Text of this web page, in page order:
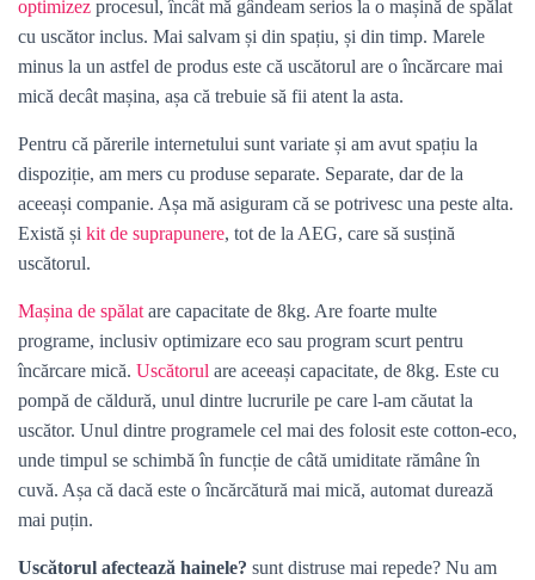
optimizez procesul, încât mă gândeam serios la o mașină de spălat
cu uscător inclus. Mai salvam și din spațiu, și din timp. Marele
minus la un astfel de produs este că uscătorul are o încărcare mai
mică decât mașina, așa că trebuie să fii atent la asta.
Pentru că părerile internetului sunt variate și am avut spațiu la
dispoziție, am mers cu produse separate. Separate, dar de la
aceeași companie. Așa mă asiguram că se potrivesc una peste alta.
Există și kit de suprapunere, tot de la AEG, care să susțină
uscătorul.
Mașina de spălat are capacitate de 8kg. Are foarte multe
programe, inclusiv optimizare eco sau program scurt pentru
încărcare mică. Uscătorul are aceeași capacitate, de 8kg. Este cu
pompă de căldură, unul dintre lucrurile pe care l-am căutat la
uscător. Unul dintre programele cel mai des folosit este cotton-eco,
unde timpul se schimbă în funcție de câtă umiditate rămâne în
cuvă. Așa că dacă este o încărcătură mai mică, automat durează
mai puțin.
Uscătorul afectează hainele? sunt distruse mai repede? Nu am